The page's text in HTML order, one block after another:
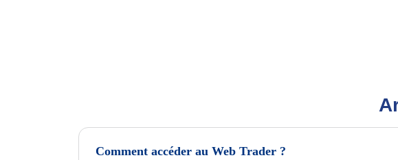
Comment accéder au Web Trader ?